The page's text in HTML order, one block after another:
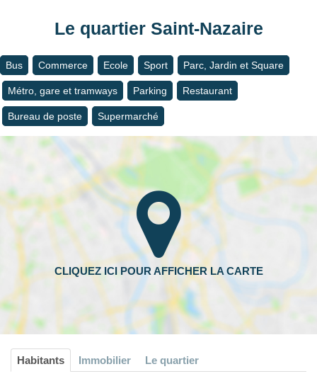
Le quartier Saint-Nazaire
Bus Commerce Ecole Sport Parc, Jardin et Square
Métro, gare et tramways Parking Restaurant
Bureau de poste Supermarché
Habitants Immobilier Le quartier